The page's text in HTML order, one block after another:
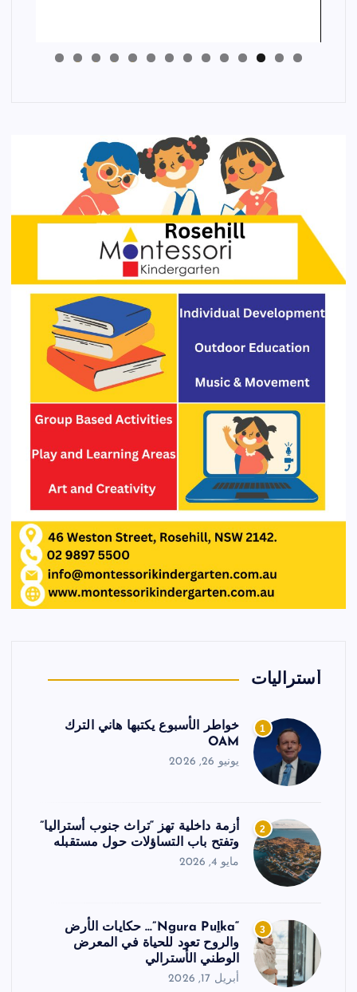
أستراليات
1
خواطر الأسبوع يكتبها هاني الترك
OAM
يونيو 26, 2026
2
أزمة داخلية تهز “تراث جنوب أستراليا”
وتفتح باب التساؤلات حول مستقبله
مايو 4, 2026
3
“Ngura Puḻka”… حكايات الأرض
والروح تعود للحياة في المعرض
الوطني الأسترالي
أبريل 17, 2026